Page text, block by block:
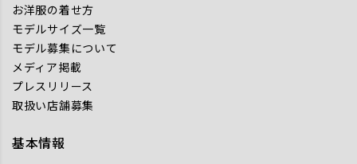
お洋服の着せ方
モデルサイズ一覧
モデル募集について
メディア掲載
プレスリリース
取扱い店舗募集
基本情報